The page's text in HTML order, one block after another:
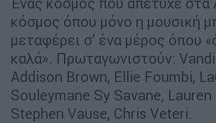
κόσμος όπου μόνο η μουσική
μεταφέρει σ’ ένα μέρος όπου
καλά». Πρωταγωνιστούν:
Addison Brown, Ellie Foumbi,
Souleymane Sy Savane, Lauren
Stephen Vause, Chris Veteri.